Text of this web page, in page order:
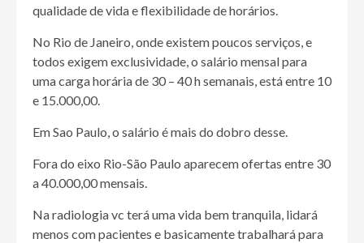
qualidade de vida e flexibilidade de horários.
No Rio de Janeiro, onde existem poucos serviços, e
todos exigem exclusividade, o salário mensal para
uma carga horária de 30 – 40 h semanais, está entre 10
e 15.000,00.
Em Sao Paulo, o salário é mais do dobro desse.
Fora do eixo Rio-São Paulo aparecem ofertas entre 30
a 40.000,00 mensais.
Na radiologia vc terá uma vida bem tranquila, lidará
menos com pacientes e basicamente trabalhará para